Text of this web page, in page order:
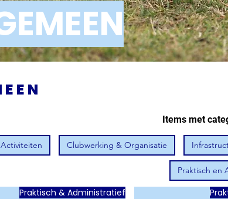
Items met
Activiteiten Clubwerking & Organisatie
Praktisch en
Praktisch & Administratief